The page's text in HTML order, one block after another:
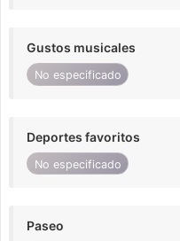
Gustos musicales
No especificado
Deportes favoritos
No especificado
Paseo